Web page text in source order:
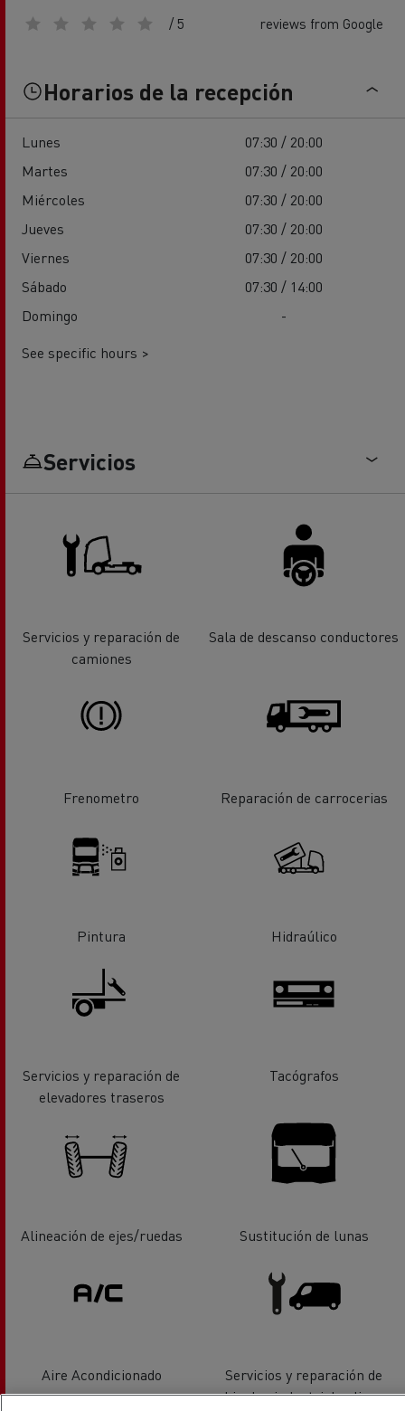
/ 5 reviews from Google
Horarios de la recepción
Lunes
07:30 / 20:00
Martes
07:30 / 20:00
Miércoles
07:30 / 20:00
Jueves
07:30 / 20:00
Viernes
07:30 / 20:00
Sábado
07:30 / 14:00
Domingo
-
See specific hours >
Servicios
Servicios y reparación de
camiones
Sala de descanso conductores
Frenometro Reparación de carrocerias
Pintura Hidraúlico
Servicios y reparación de
elevadores traseros
Tacógrafos
Alineación de ejes/ruedas Sustitución de lunas
Aire Acondicionado
Servicios y reparación de
vehiculos industriales ligeros